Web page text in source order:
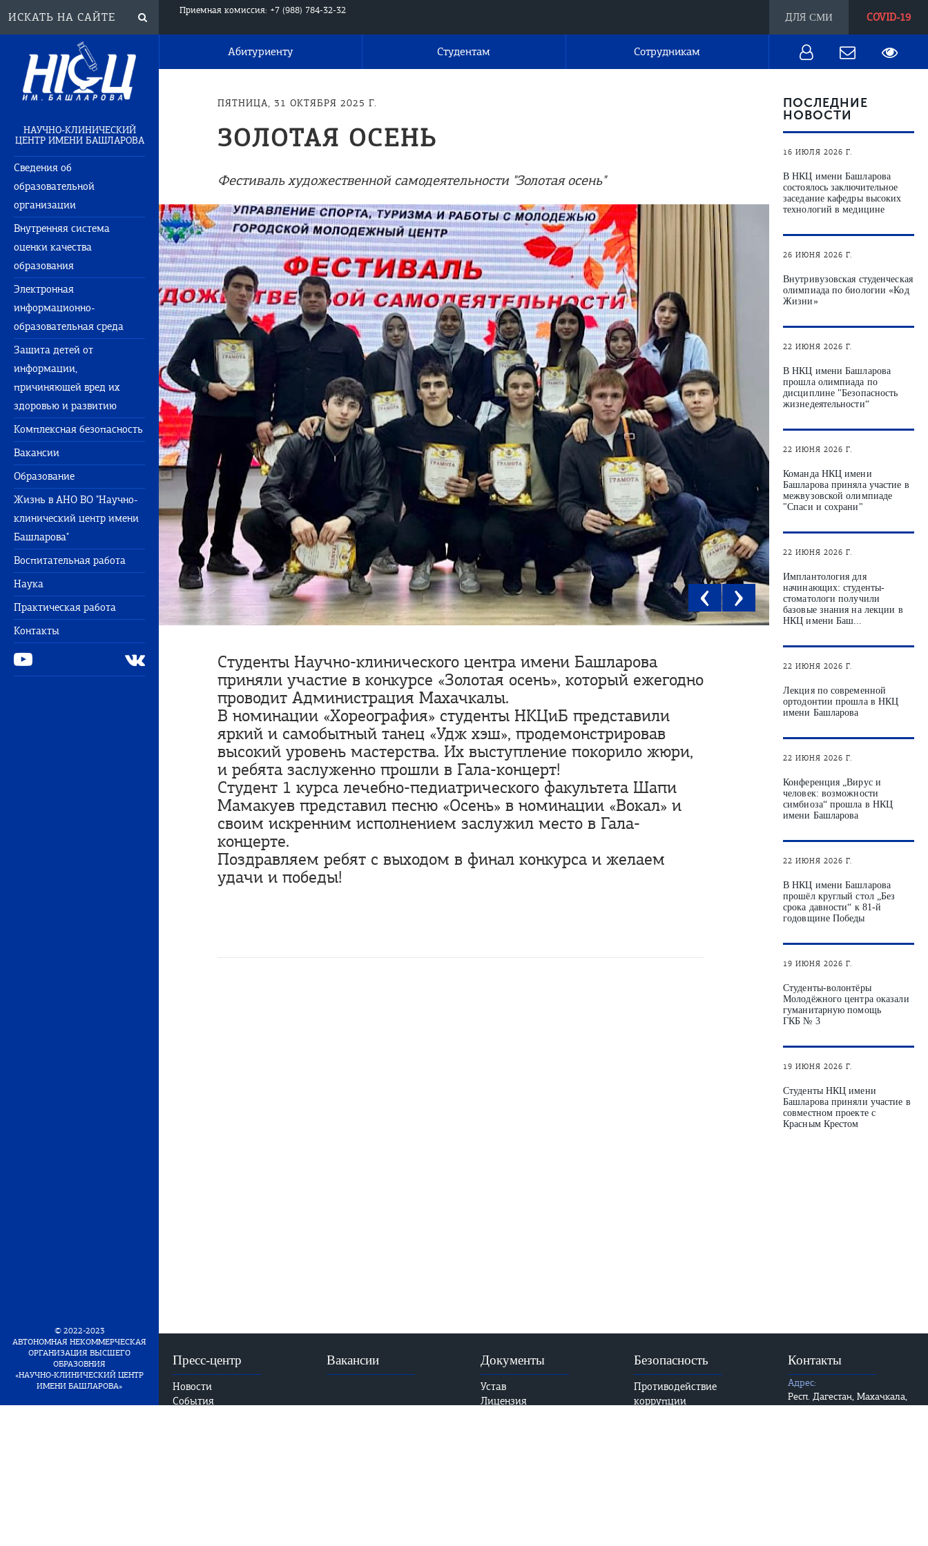
НАУЧНО-КЛИНИЧЕСКИЙ
ЦЕНТР ИМЕНИ БАШЛАРОВА
Сведения об
образовательной
организации
Внутренняя система
оценки качества
образования
Электронная
информационно-
образовательная среда
Защита детей от
информации,
причиняющей вред их
здоровью и развитию
Комплексная безопасность
Вакансии
Образование
Жизнь в АНО ВО "Научно-
клинический центр имени
Башларова"
Воспитательная работа
Наука
Практическая работа
Контакты
© 2022-2023
АВТОНОМНАЯ НЕКОММЕРЧЕСКАЯ
ОРГАНИЗАЦИЯ ВЫСШЕГО
ОБРАЗОВНИЯ
«НАУЧНО-КЛИНИЧЕСКИЙ ЦЕНТР
ИМЕНИ БАШЛАРОВА»
Приемная комиссия: +7 (988) 784-32-32
Абитуриенту Студентам Сотрудникам
ДЛЯ СМИ COVID-19
ПЯТНИЦА, 31 ОКТЯБРЯ 2025 Г.
ЗОЛОТАЯ ОСЕНЬ
Фестиваль художественной самодеятельности "Золотая осень"
‹ ›
Студенты Научно-клинического центра имени Башларова
приняли участие в конкурсе «Золотая осень», который ежегодно
проводит Администрация Махачкалы.
В номинации «Хореография» студенты НКЦиБ представили
яркий и самобытный танец «Удж хэш», продемонстрировав
высокий уровень мастерства. Их выступление покорило жюри,
и ребята заслуженно прошли в Гала-концерт!
Студент 1 курса лечебно-педиатрического факультета Шапи
Мамакуев представил песню «Осень» в номинации «Вокал» и
своим искренним исполнением заслужил место в Гала-
концерте.
Поздравляем ребят с выходом в финал конкурса и желаем
удачи и победы!
ПОСЛЕДНИЕ
НОВОСТИ
16 ИЮЛЯ 2026 Г.
В НКЦ имени Башларова
состоялось заключительное
заседание кафедры высоких
технологий в медицине
26 ИЮНЯ 2026 Г.
Внутривузовская студенческая
олимпиада по биологии «Код
Жизни»
22 ИЮНЯ 2026 Г.
В НКЦ имени Башларова
прошла олимпиада по
дисциплине "Безопасность
жизнедеятельности“
22 ИЮНЯ 2026 Г.
Команда НКЦ имени
Башларова приняла участие в
межвузовской олимпиаде
"Спаси и сохрани"
22 ИЮНЯ 2026 Г.
Имплантология для
начинающих: студенты-
стоматологи получили
базовые знания на лекции в
НКЦ имени Баш...
22 ИЮНЯ 2026 Г.
Лекция по современной
ортодонтии прошла в НКЦ
имени Башларова
22 ИЮНЯ 2026 Г.
Конференция „Вирус и
человек: возможности
симбиоза“ прошла в НКЦ
имени Башларова
22 ИЮНЯ 2026 Г.
В НКЦ имени Башларова
прошёл круглый стол „Без
срока давности“ к 81‑й
годовщине Победы
19 ИЮНЯ 2026 Г.
Студенты‑волонтёры
Молодёжного центра оказали
гуманитарную помощь
ГКБ № 3
19 ИЮНЯ 2026 Г.
Студенты НКЦ имени
Башларова приняли участие в
совместном проекте с
Красным Крестом
Пресс-центр
Новости
События
Вакансии Документы
Устав
Лицензия
Безопасность
Противодействие
коррупции
Контакты
Адрес:
Респ. Дагестан, Махачкала,